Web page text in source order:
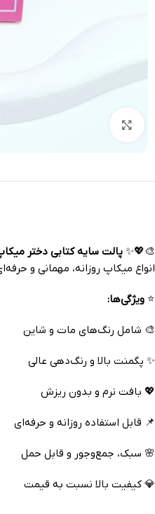
🎨💖✨ پالت سایه کتابی دختر میکاپ
انواع میکاپ روزانه، مهمانی و
⭐ ویژگی‌ها:
🎨 شامل رنگ‌های مات و شاین
✨ پگمنت بالا و رنگ‌دهی عالی
💖 بافت نرم و بدون ریزش
📌 قابل استفاده روزانه و حرفه‌ای
🌸 سبک، جمع‌وجور و قابل حمل
💎 کیفیت بالا نسبت به قیمت